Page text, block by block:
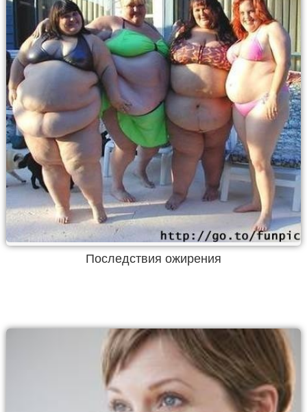
Последствия ожирения